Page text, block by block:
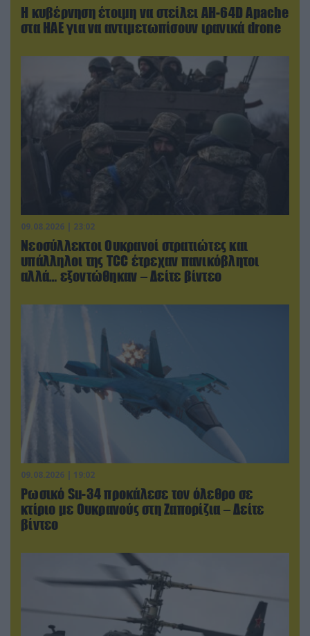
Η κυβέρνηση έτοιμη να στείλει AH-64D Apache
στα ΗΑΕ για να αντιμετωπίσουν ιρανικά drone
09.08.2026 | 23:02
Νεοσύλλεκτοι Ουκρανοί στρατιώτες και
υπάλληλοι της TCC έτρεχαν πανικόβλητοι
αλλά… εξοντώθηκαν – Δείτε βίντεο
09.08.2026 | 19:02
Ρωσικό Su-34 προκάλεσε τον όλεθρο σε
κτίριο με Ουκρανούς στη Ζαπορίζια – Δείτε
βίντεο